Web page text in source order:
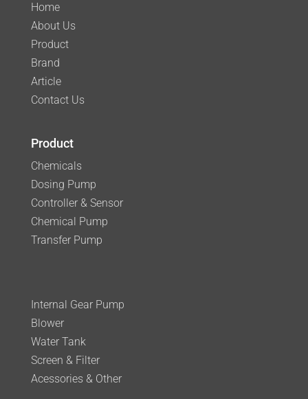
Home
About Us
Product
Brand
Article
Contact Us
Product
Chemicals
Dosing Pump
Controller & Sensor
Chemical Pump
Transfer Pump
Internal Gear Pump
Blower
Water Tank
Screen & Filter
Acessories & Other